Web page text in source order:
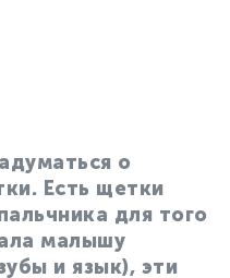
о
Есть щетки
для того
малышу
и язык), эти